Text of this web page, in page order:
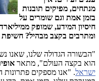
מנתחים, מפיקים תובנות
בזמן אמת וגם שומרים על
חיסיון המידע, שמופק
ומתרבים בקצב מבהיל?
"הבשורה הגדולה שלנו, שאנו
הוא בקצה העולם", מתאר
ישראל. "אנו מספקים פתרונות